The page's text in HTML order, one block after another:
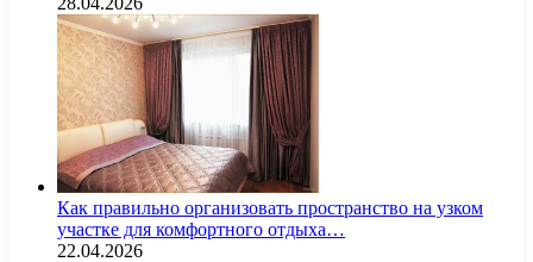
Как правильно организовать пространство на узком
участке для комфортного отдыха…
22.04.2026